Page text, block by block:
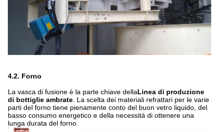
4.2. Forno
La vasca di fusione è la parte chiave dellaLinea di produzione
di bottiglie ambrate . La scelta dei materiali refrattari per le varie
parti del forno tiene pienamente conto del buon vetro liquido, del
basso consumo energetico e della necessità di ottenere una
lunga durata del forno.